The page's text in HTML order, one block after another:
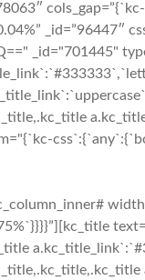
_id=”96447″
_id="701445"